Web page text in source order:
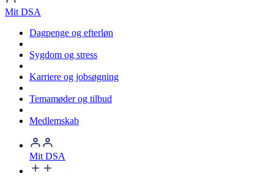
Mit DSA
Dagpenge og efterløn
Sygdom og stress
Karriere og jobsøgning
Temamøder og tilbud
Medlemskab
Mit DSA